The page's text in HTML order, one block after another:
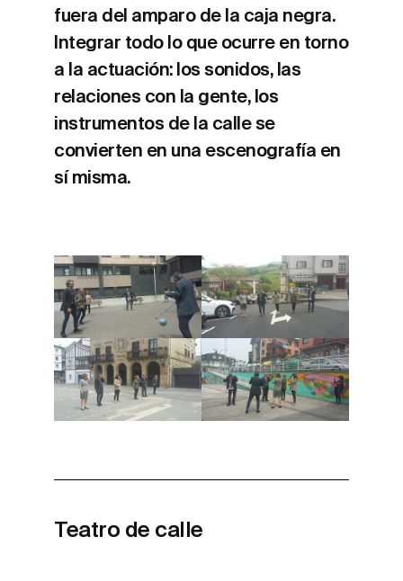
fuera del amparo de la caja negra.
Integrar todo lo que ocurre en torno
a la actuación: los sonidos, las
relaciones con la gente, los
instrumentos de la calle se
convierten en una escenografía en
sí misma.
Teatro de calle